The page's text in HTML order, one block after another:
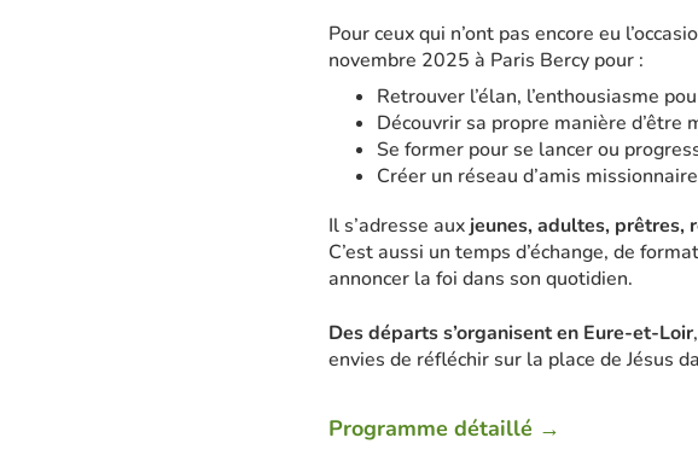
Pour ceux qui n’ont pas encore eu
novembre 2025 à Paris Bercy pour :
Retrouver l’élan, l’enthousiasme
Découvrir sa propre manière d’être
Se former pour se lancer ou
Créer un réseau d’amis
Il s’adresse aux jeunes, adultes, prêtres,
C’est aussi un temps d’échange, de
annoncer la foi dans son quotidien.
Des départs s’organisent en Eure-et-Loir
envies de réfléchir sur la place de Jésus
Programme détaillé →